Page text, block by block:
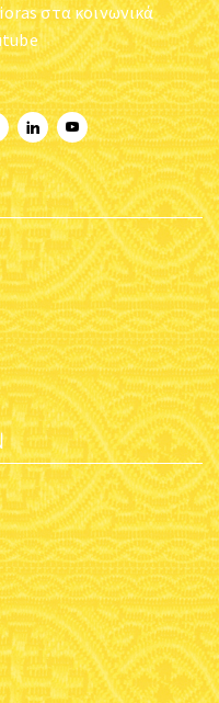
στα κοινωνικά